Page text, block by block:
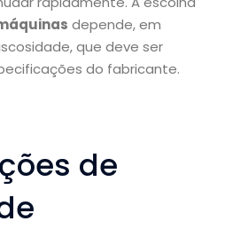
depende, em
que deve ser
do fabricante.
de